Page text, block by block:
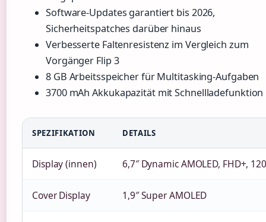
Software-Updates garantiert bis 2026,
Sicherheitspatches darüber hinaus
Verbesserte Faltenresistenz im Vergleich zum
Vorgänger Flip 3
8 GB Arbeitsspeicher für Multitasking-Aufgaben
3700 mAh Akkukapazität mit Schnellladefunktion
SPEZIFIKATION DETAILS
Display (innen) 6,7″ Dynamic AMOLED, FHD+,
Cover Display 1,9″ Super AMOLED